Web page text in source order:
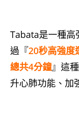
Tabata是一種高
過『20秒高強度
總共4分鐘』這
升心肺功能、加